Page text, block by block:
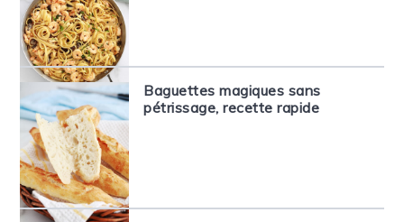
Baguettes magiques sans
pétrissage, recette rapide